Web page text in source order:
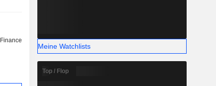
Finance
Meine Watchlists
Top / Flop